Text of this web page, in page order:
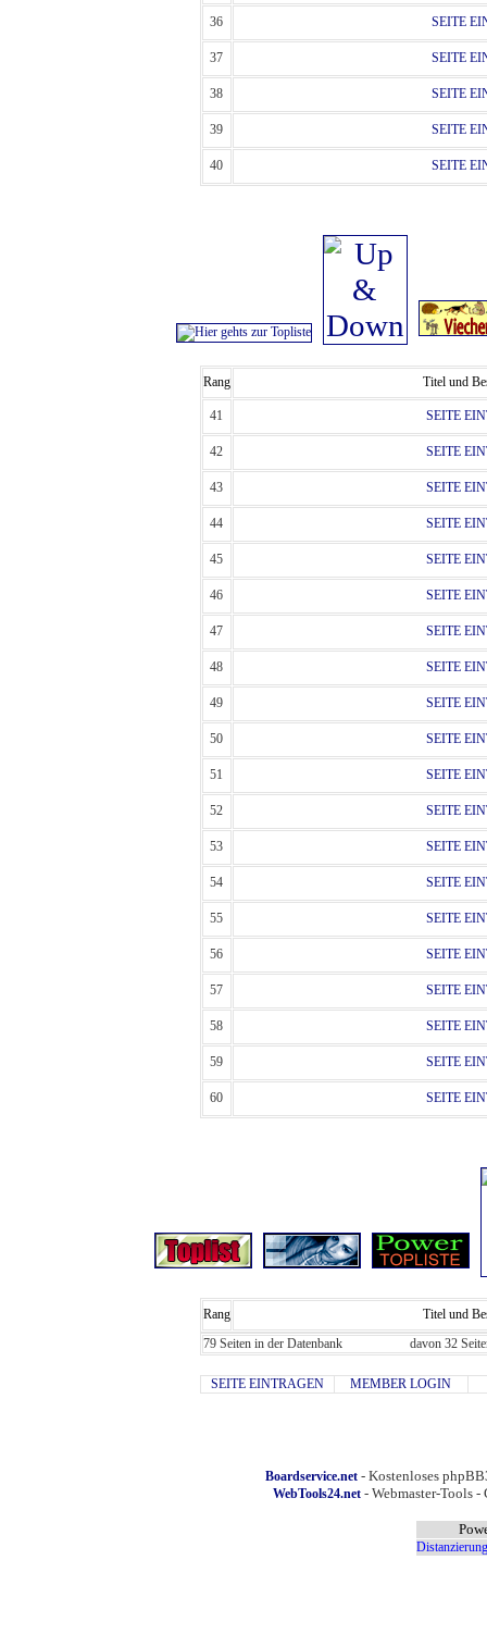
36 SEITE
37 SEITE
38 SEITE
39 SEITE
40 SEITE
Rang Titel und
41 SEITE
42 SEITE
43 SEITE
44 SEITE
45 SEITE
46 SEITE
47 SEITE
48 SEITE
49 SEITE
50 SEITE
51 SEITE
52 SEITE
53 SEITE
54 SEITE
55 SEITE
56 SEITE
57 SEITE
58 SEITE
59 SEITE
60 SEITE
Rang
Titel und
79 Seiten in der Datenbank
davon 32
SEITE EINTRAGEN MEMBER LOGIN
Boardservice.net- Kostenloses
WebTools24.net- Webmaster-Tools -